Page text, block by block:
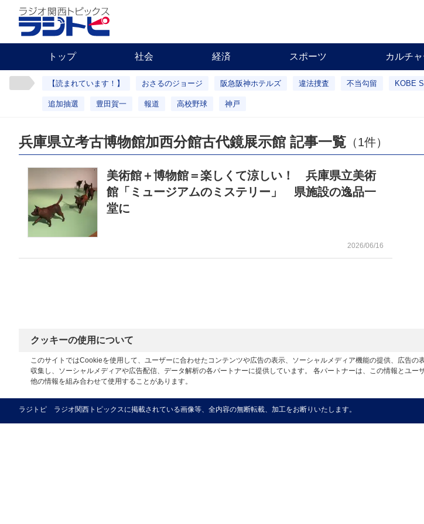
トップ 社会 経済 スポーツ カルチ
【読まれています！】 おさるのジョージ 阪急阪神ホテルズ 違法捜査 不当勾留 KOBE
追加抽選 豊田賀一 報道 高校野球 神戸
兵庫県立考古博物館加西分館古代鏡展示館 記事一覧 （1件）
美術館＋博物館＝楽しくて涼しい！ 兵庫県立美術
館「ミュージアムのミステリー」 県施設の逸品一
堂に
2026/06/16
クッキーの使用について
このサイトではCookieを使用して、ユーザーに合わせたコンテンツや広告の表示、ソーシャルメディア機能の提供、広告
収集し、ソーシャルメディアや広告配信、データ解析の各パートナーに提供しています。 各パートナーは、この情報とユ
他の情報を組み合わせて使用することがあります。
ラジトピ ラジオ関西トピックスに掲載されている画像等、全内容の無断転載、加工をお断りいたします。